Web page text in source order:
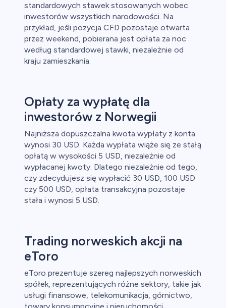
standardowych stawek stosowanych wobec
inwestorów wszystkich narodowości. Na
przykład, jeśli pozycja CFD pozostaje otwarta
przez weekend, pobierana jest opłata za noc
według standardowej stawki, niezależnie od
kraju zamieszkania.
Opłaty za wypłatę dla
inwestorów z Norwegii
Najniższa dopuszczalna kwota wypłaty z konta
wynosi 30 USD. Każda wypłata wiąże się ze stałą
opłatą w wysokości 5 USD, niezależnie od
wypłacanej kwoty. Dlatego niezależnie od tego,
czy zdecydujesz się wypłacić 30 USD, 100 USD
czy 500 USD, opłata transakcyjna pozostaje
stała i wynosi 5 USD.
Trading norweskich akcji na
eToro
eToro prezentuje szereg najlepszych norweskich
spółek, reprezentujących różne sektory, takie jak
usługi finansowe, telekomunikacja, górnictwo,